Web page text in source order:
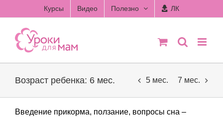
to
content
Курсы Видео Полезно ЛК
Возраст ребенка: 6 мес. 5 мес. 7 мес.
Введение прикорма, ползание, вопросы сна –